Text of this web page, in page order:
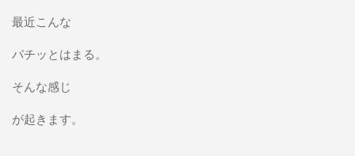
最近こんな
パチッとはまる。
そんな感じ
が起きます。